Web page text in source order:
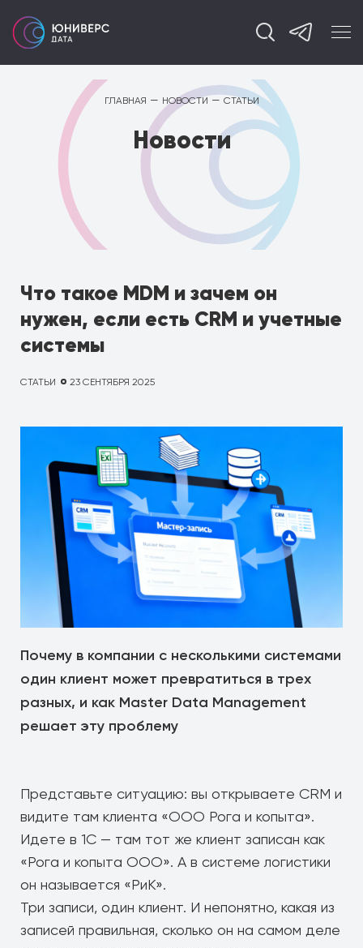
ГЛАВНАЯ — НОВОСТИ — СТАТЬИ
Новости
Что такое MDM и зачем он
нужен, если есть CRM и учетные
системы
СТАТЬИ 23 СЕНТЯБРЯ 2025
Почему в компании с несколькими системами
один клиент может превратиться в трех
разных, и как Master Data Management
решает эту проблему
Представьте ситуацию: вы открываете CRM и
видите там клиента «ООО Рога и копыта».
Идете в 1С — там тот же клиент записан как
«Рога и копыта ООО». А в системе логистики
он называется «РиК».
Три записи, один клиент. И непонятно, какая из
записей правильная, сколько он на самом деле